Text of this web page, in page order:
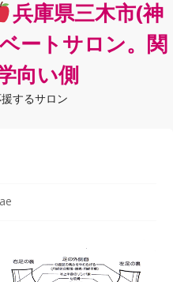
兵庫県三木市(神
ートサロン。関
向い側
するサロン